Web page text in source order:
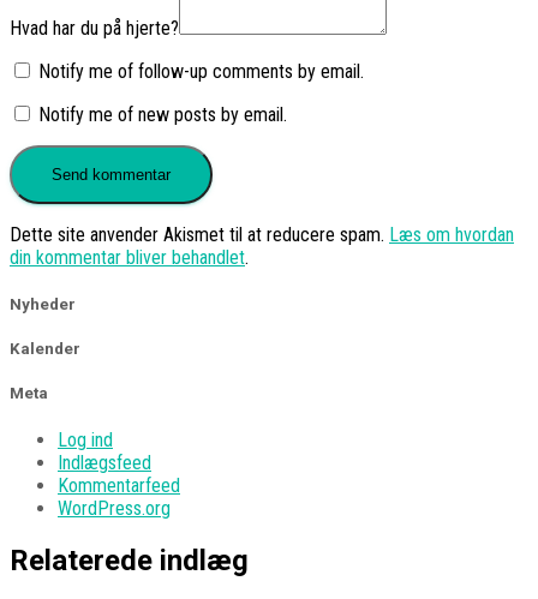
Hvad har du på hjerte?
Notify me of follow-up comments by email.
Notify me of new posts by email.
Dette site anvender Akismet til at reducere spam. Læs om hvordan
din kommentar bliver behandlet.
Nyheder
Kalender
Meta
Log ind
Indlægsfeed
Kommentarfeed
WordPress.org
Relaterede indlæg